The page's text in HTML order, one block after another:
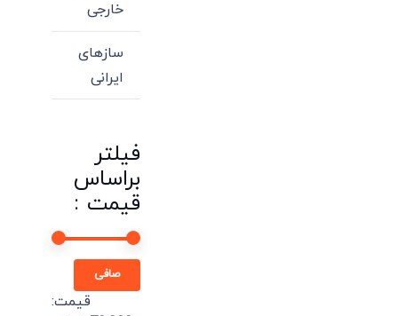
خارجی
سازهای
ایرانی
فیلتر
براساس
قیمت :
صافی
قيمت: